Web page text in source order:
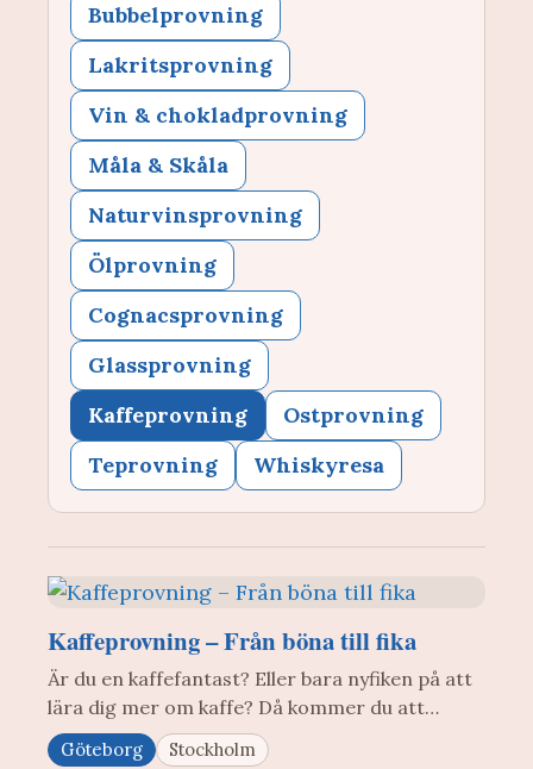
Bubbelprovning
Lakritsprovning
Vin & chokladprovning
Måla & Skåla
Naturvinsprovning
Ölprovning
Cognacsprovning
Glassprovning
Kaffeprovning
Ostprovning
Teprovning
Whiskyresa
Kaffeprovning – Från böna till fika
Är du en kaffefantast? Eller bara nyfiken på att
lära dig mer om kaffe? Då kommer du att…
Göteborg Stockholm